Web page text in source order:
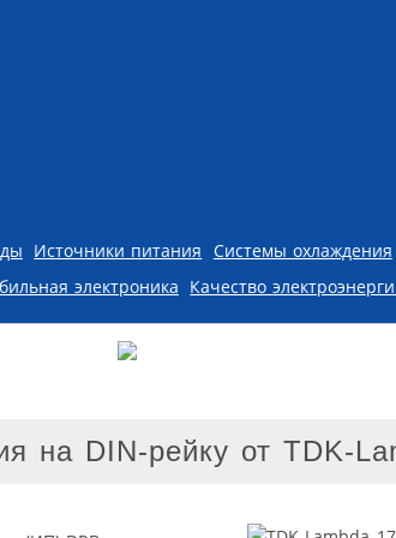
Источники питания Системы охлаждения
электроника Качество
на DIN-рейку от TDK-